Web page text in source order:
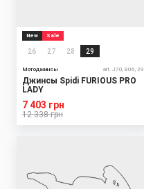
New Sale
26 27 28 29
Мотоджинсы art. J70, 806, 29
Джинсы Spidi FURIOUS PRO
LADY
12 338 грн
7 403 грн